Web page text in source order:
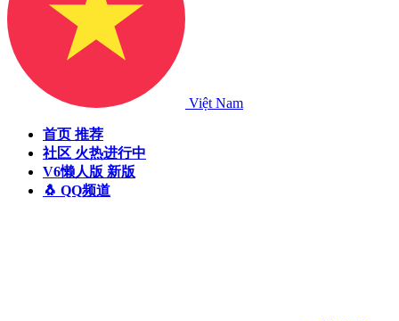
Việt Nam
首页 推荐
社区 火热进行中
V6懒人版 新版
🐧 QQ频道